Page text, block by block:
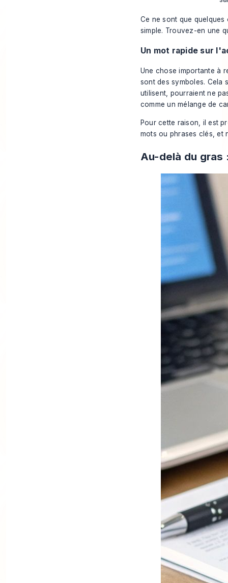
Ce ne sont que
simple. Trouvez-en une
Un mot rapide sur
Une chose importante à
sont des symboles. Cela
utilisent, pourraient ne
comme un mélange de
Pour cette raison, il est
mots ou phrases clés, et
Au-delà du